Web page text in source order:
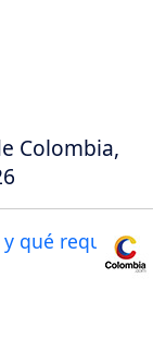
Colombia,